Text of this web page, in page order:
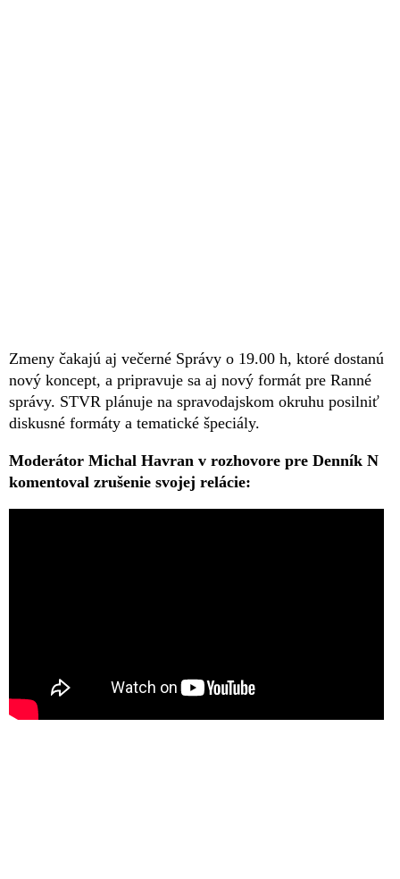
Zmeny čakajú aj večerné Správy o 19.00 h, ktoré dostanú
nový koncept, a pripravuje sa aj nový formát pre Ranné
správy. STVR plánuje na spravodajskom okruhu posilniť
diskusné formáty a tematické špeciály.
Moderátor Michal Havran v rozhovore pre Denník N
komentoval zrušenie svojej relácie: